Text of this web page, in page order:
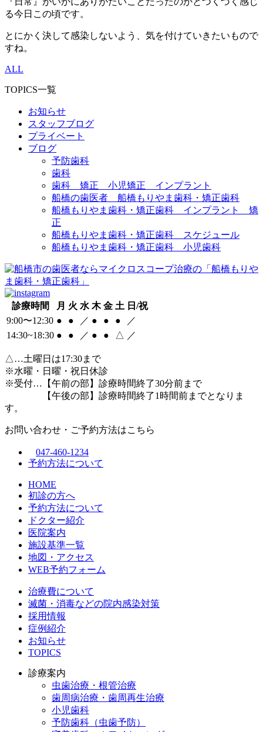
る今日この頃です。
とにかく決して感染しないよう、気を付けていきたいもので
すね。
ALL
TOPICS一覧
お知らせ
スタッフブログ
プライベート
ブログ
予防歯科
歯科
歯科 矯正 小児矯正 インプラント
船橋の歯医者 船橋もりやま歯科・矯正歯科
船橋もりやま歯科・矯正歯科 インプラント 矯
正
船橋もりやま歯科・矯正歯科 スケジュール
船橋もりやま歯科・矯正歯科 小児歯科
診療時間 月 火 水 木 金 土 日/祝
9:00〜12:30 ● ● ／ ● ● ●
／
14:30~18:30 ● ● ／ ● ● △ ／
△…土曜日は17:30まで
※水曜・日曜・祝日休診
※受付…【午前の部】診療時間終了30分前まで
【午後の部】診療時間終了1時間前までとなりま
す。
お問い合わせ・ご予約方法はこちら
047-460-1234
予約方法について
HOME
初診の方へ
予約方法について
ドクター紹介
医院案内
施設基準一覧
地図・アクセス
WEB予約フォーム
治療費について
滅菌・消毒などの院内感染対策
採用情報
症例紹介
お知らせ
TOPICS
診療案内
虫歯治療・根管治療
歯周病治療・歯周再生治療
小児歯科
予防歯科（虫歯予防）